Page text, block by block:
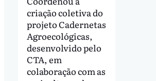
criação coletiva do
projeto Cadernetas
Agroecológicas,
desenvolvido pelo
CTA, em
colaboração com as